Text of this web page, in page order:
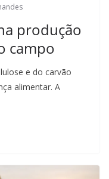
produção
campo
e do carvão
alimentar. A